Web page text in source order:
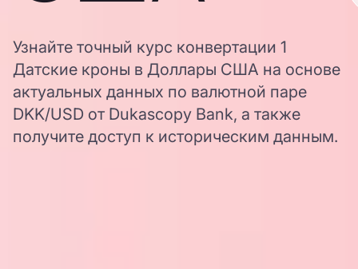
Узнайте точный курс конвертации 1
Датские кроны в Доллары США на основе
актуальных данных по валютной паре
DKK/USD от Dukascopy Bank, а также
получите доступ к историческим данным.